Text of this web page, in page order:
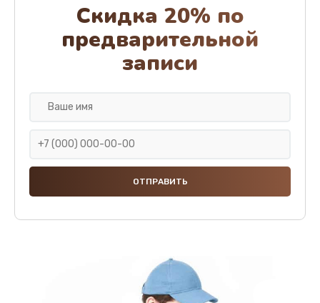
Скидка 20% по
предварительной
записи